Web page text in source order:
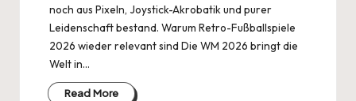
noch aus Pixeln, Joystick-Akrobatik und purer
Leidenschaft bestand. Warum Retro-Fußballspiele
2026 wieder relevant sind Die WM 2026 bringt die
Welt in…
Read More